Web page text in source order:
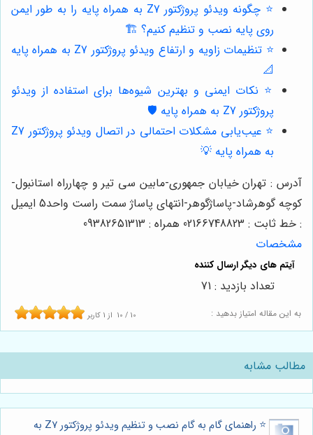
⭐️ چگونه ویدئو پروژکتور Z7 به همراه پایه را به طور ایمن
روی پایه نصب و تنظیم کنیم؟ 🏗️
⭐️ تنظیمات زاویه و ارتفاع ویدئو پروژکتور Z7 به همراه پایه
📐
⭐️ نکات ایمنی و بهترین شیوه‌ها برای استفاده از ویدئو
پروژکتور Z7 به همراه پایه 🛡️
⭐️ عیب‌یابی مشکلات احتمالی در اتصال ویدئو پروژکتور Z7
به همراه پایه 💡
آدرس : تهران خیابان جمهوری-مابین سی تیر و چهارراه استانبول-
کوچه گوهرشاد-پاساژگوهر-انتهای پاساژ سمت راست واحد5 ایمیل
: خط ثابت : 02166748823 همراه : 09382651313
مشخصات
به این مقاله امتیاز بدهید : 10 / 10 از 1 کاربر
تعداد بازدید : 71
مطالب مشابه
⭐️ راهنمای گام به گام نصب و تنظیم ویدئو پروژکتور Z7 به